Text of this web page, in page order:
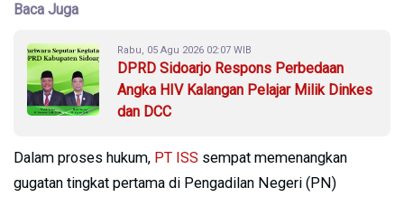
Baca Juga
Rabu, 05 Agu 2026 02:07 WIB
DPRD Sidoarjo Respons Perbedaan
Angka HIV Kalangan Pelajar Milik Dinkes
dan DCC
Dalam proses hukum, PT ISS sempat memenangkan
gugatan tingkat pertama di Pengadilan Negeri (PN)